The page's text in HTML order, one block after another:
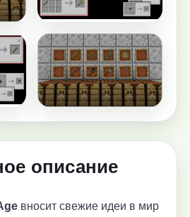
описание
вносит свежие идеи в мир